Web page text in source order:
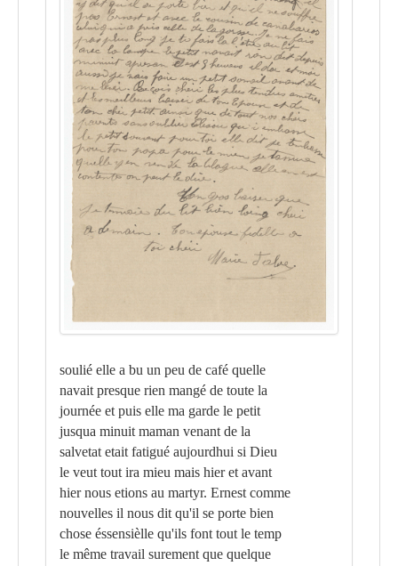
soulié elle a bu un peu de café quelle
navait presque rien mangé de toute la
journée et puis elle ma garde le petit
jusqua minuit maman venant de la
salvetat etait fatigué aujourdhui si Dieu
le veut tout ira mieu mais hier et avant
hier nous etions au martyr. Ernest comme
nouvelles il nous dit qu'il se porte bien
chose éssensièlle qu'ils font tout le temp
le même travail surement que quelque